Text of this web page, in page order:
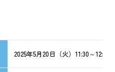
2025年5月20日（火）11:30～12:00